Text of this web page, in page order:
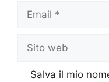
web
Salva il mio